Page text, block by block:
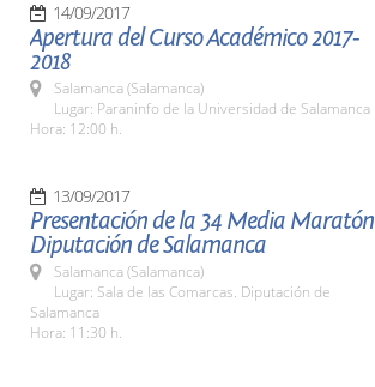
14/09/2017
Apertura del Curso Académico 2017-
2018
Salamanca (Salamanca)
Lugar: Paraninfo de la Universidad de Salamanca
Hora: 12:00 h.
13/09/2017
Presentación de la 34 Media Maratón
Diputación de Salamanca
Salamanca (Salamanca)
Lugar: Sala de las Comarcas. Diputación de
Salamanca
Hora: 11:30 h.